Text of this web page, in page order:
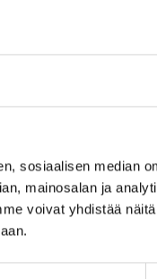
sosiaalisen median
mainosalan ja
voivat yhdistää